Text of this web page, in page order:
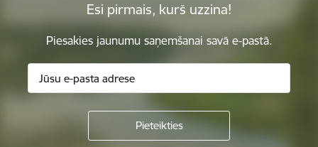
Esi pirmais, kurš uzzina!
Piesakies jaunumu saņemšanai savā e-pastā.